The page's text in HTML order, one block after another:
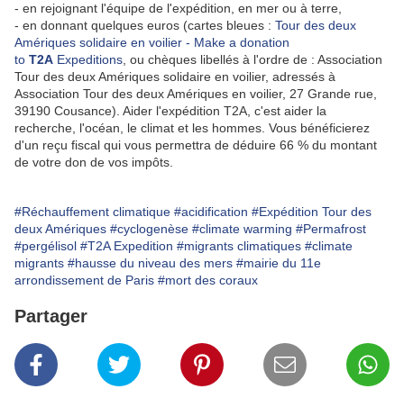
- en rejoignant l'équipe de l'expédition, en mer ou à terre,
- en donnant quelques euros (cartes bleues : Tour des deux
Amériques solidaire en voilier - Make a donation
to T2A Expeditions , ou chèques libellés à l'ordre de : Association
Tour des deux Amériques solidaire en voilier, adressés à
Association Tour des deux Amériques en voilier, 27 Grande rue,
39190 Cousance). Aider l'expédition T2A, c'est aider la
recherche, l'océan, le climat et les hommes. Vous bénéficierez
d'un reçu fiscal qui vous permettra de déduire 66 % du montant
de votre don de vos impôts.
#Réchauffement climatique #acidification #Expédition Tour des
deux Amériques #cyclogenèse #climate warming #Permafrost
#pergélisol #T2A Expedition #migrants climatiques #climate
migrants #hausse du niveau des mers #mairie du 11e
arrondissement de Paris #mort des coraux
Partager